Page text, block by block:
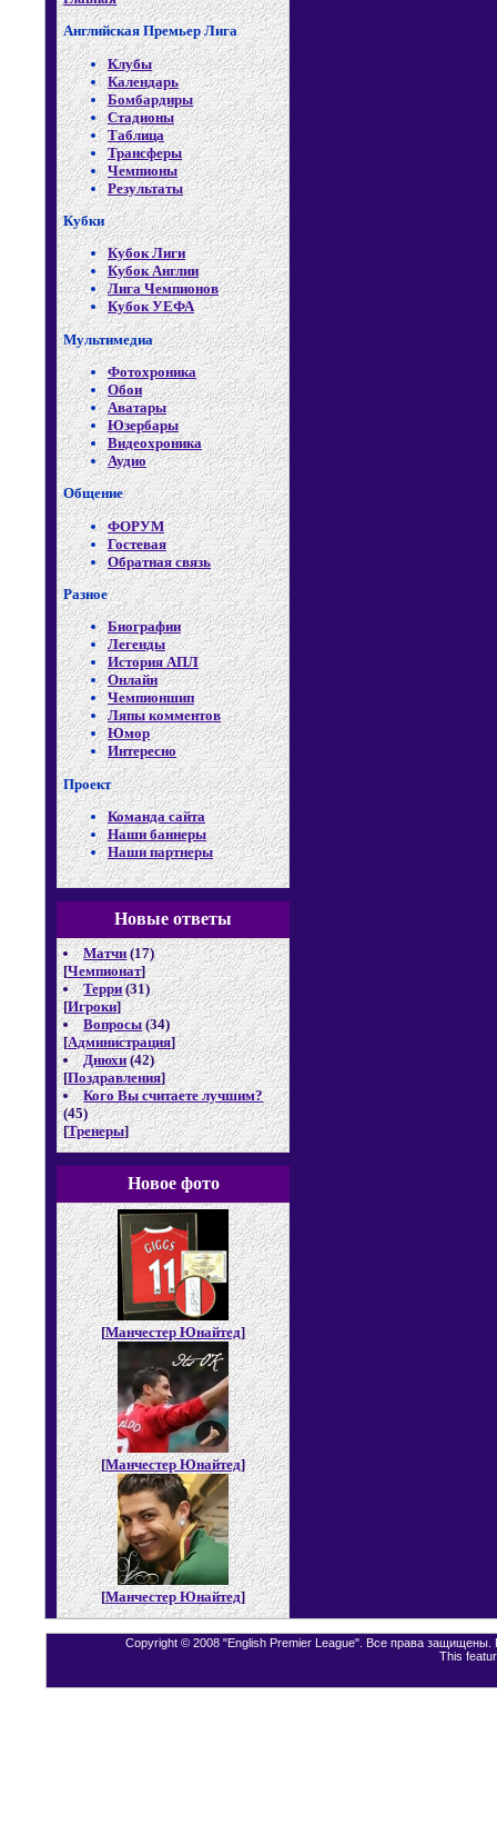
Английская Премьер Лига
Клубы
Календарь
Бомбардиры
Стадионы
Таблица
Трансферы
Чемпионы
Результаты
Кубки
Кубок Лиги
Кубок Англии
Лига Чемпионов
Кубок УЕФА
Мультимедиа
Фотохроника
Обои
Аватары
Юзербары
Видеохроника
Аудио
Общение
ФОРУМ
Гостевая
Обратная связь
Разное
Биографии
Легенды
История АПЛ
Онлайн
Чемпионшип
Ляпы комментов
Юмор
Интересно
Проект
Команда сайта
Наши баннеры
Наши партнеры
Новые ответы
Матчи (17)
[Чемпионат]
Терри (31)
[Игроки]
Вопросы (34)
[Администрация]
Днюхи (42)
[Поздравления]
Кого Вы считаете лучшим?
(45)
[Тренеры]
Новое фото
[Манчестер Юнайтед]
[Манчестер Юнайтед]
[Манчестер Юнайтед]
Copyright © 2008 "English Premier League". Все права защищены.
This